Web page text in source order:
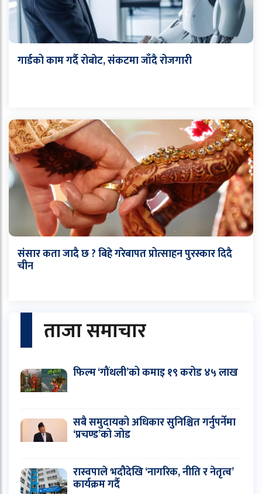
गार्डको काम गर्दै रोबोट, संकटमा जाँदै रोजगारी
संसार कता जादै छ ? बिहे गरेबापत प्रोत्साहन पुरस्कार दिदै
चीन
ताजा समाचार
फिल्म ‘गौंथली’को कमाइ १९ करोड ४५ लाख
सबै समुदायको अधिकार सुनिश्चित गर्नुपर्नेमा
‘प्रचण्ड’को जोड
रास्वपाले भदौदेखि ‘नागरिक, नीति र नेतृत्व’
कार्यक्रम गर्दै